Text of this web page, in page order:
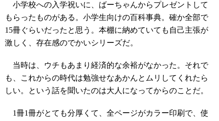
小学校への入学祝いに、ばーちゃんからプレゼントして
もらったものがある。小学生向けの百科事典。確か全部で
15冊ぐらいだったと思う。本棚に納めていても自己主張が
激しく、存在感のでかいシリーズだ。
当時は、ウチもあまり経済的な余裕がなかった。それで
も、これからの時代は勉強せなあかんとムリしてくれたら
しい。という話を聞いたのは大人になってからのことだ。
1冊1冊がとても分厚くて、全ページがカラー印刷で、使